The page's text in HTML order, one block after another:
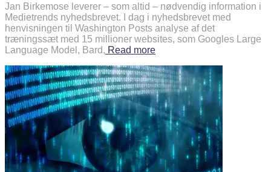
Jan Birkemose leverer – som altid – nødvendig information i
Medietrends nyhedsbrevet. I dag i nyhedsbrevet med
henvisningen til Washington Posts analyse af det
træningssæt med 15 millioner websites, som Googles Large
Language Model, Bard, Read more